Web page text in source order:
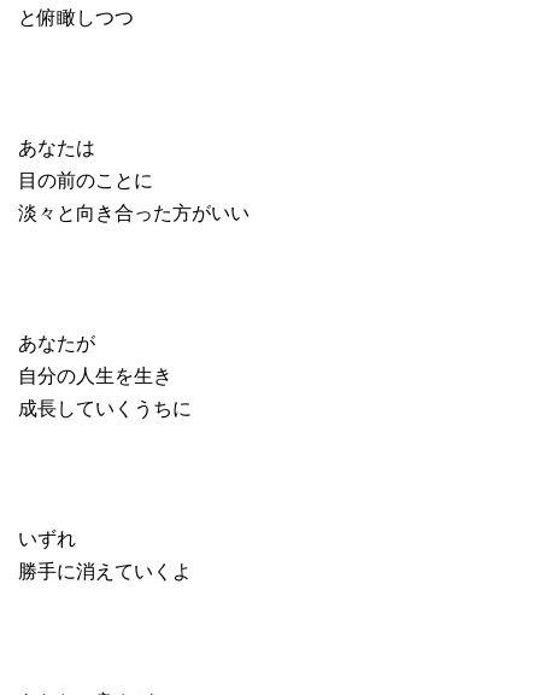
と俯瞰しつつ
あなたは
目の前のことに
淡々と向き合った方がいい
あなたが
自分の人生を生き
成長していくうちに
いずれ
勝手に消えていくよ